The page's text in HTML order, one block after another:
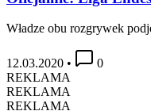
Władze obu rozgrywek
12.03.2020 •
0
REKLAMA
REKLAMA
REKLAMA